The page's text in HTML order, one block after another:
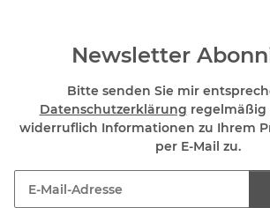
Newsletter
Bitte senden Sie mir
Datenschutzerklärung regelmäßig
widerruflich Informationen zu Ihrem
per E-Mail zu.